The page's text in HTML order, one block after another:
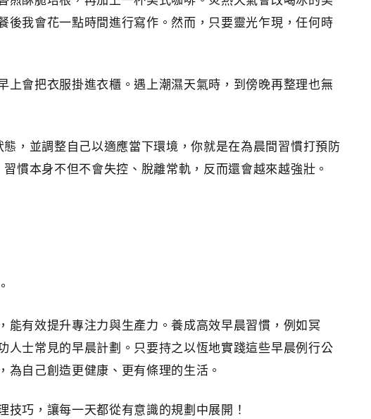
後我會花一點時間進行寫作。然而，只要靈光乍現，任何時
上會把衣服掛進衣櫃。遇上潮濕天氣時，到傍晚再整理也無
，並調整自己以適應當下環境，你就是在為晨間習慣打預防
慣本身不但不會失控、脫離常軌，反而還會越來越強壯。
能有效提升專注力與生產力。養成高效早晨習慣，例如冥
人士常見的早晨計劃。只要持之以恆地實踐這些早晨例行公
自己創造更健康、更有條理的生活。
巧，讓每一天都從有意識的規劃中展開！